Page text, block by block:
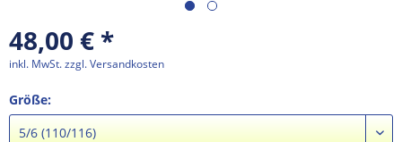
48,00 € *
inkl. MwSt.zzgl. Versandkosten
Größe: